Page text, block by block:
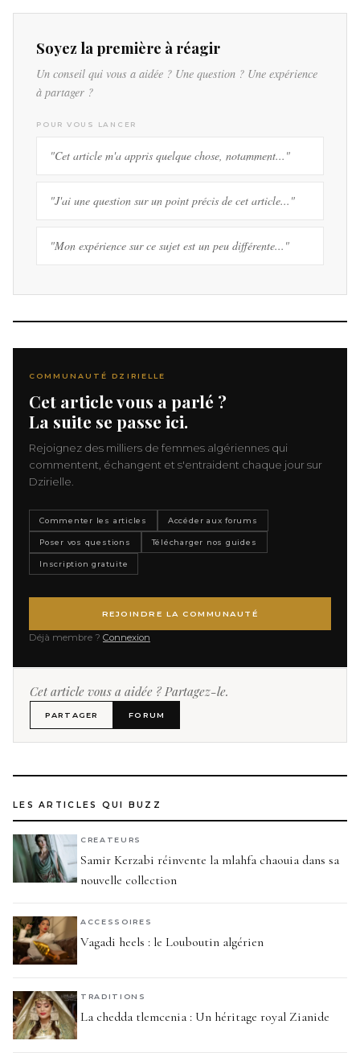
Soyez la première à réagir
Un conseil qui vous a aidée ? Une question ? Une expérience
à partager ?
POUR VOUS LANCER
"Cet article m'a appris quelque chose, notamment..."
"J'ai une question sur un point précis de cet article..."
"Mon expérience sur ce sujet est un peu différente..."
COMMUNAUTÉ DZIRIELLE
Cet article vous a parlé ?
La suite se passe ici.
Rejoignez des milliers de femmes algériennes qui
commentent, échangent et s'entraident chaque jour sur
Dzirielle.
Commenter les articles Accéder aux forums
Poser vos questions Télécharger nos guides
Inscription gratuite
REJOINDRE LA COMMUNAUTÉ
Déjà membre ? Connexion
Cet article vous a aidée ? Partagez-le.
PARTAGER FORUM
LES ARTICLES QUI BUZZ
CREATEURS
Samir Kerzabi réinvente la mlahfa chaouia dans sa
nouvelle collection
ACCESSOIRES
Vagadi heels : le Louboutin algérien
TRADITIONS
La chedda tlemcenia : Un héritage royal Zianide